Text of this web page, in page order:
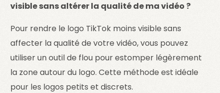
visible sans altérer la qualité de ma vidéo ?
Pour rendre le logo TikTok moins visible sans
affecter la qualité de votre vidéo, vous pouvez
utiliser un outil de flou pour estomper légèrement
la zone autour du logo. Cette méthode est idéale
pour les logos petits et discrets.